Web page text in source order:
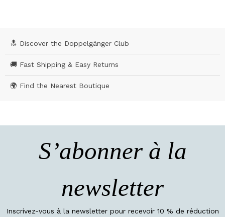
🔝 Discover the Doppelgänger Club
🚚 Fast Shipping & Easy Returns
🌍 Find the Nearest Boutique
S’abonner à la
newsletter
Inscrivez-vous à la newsletter pour recevoir 10 % de réduction